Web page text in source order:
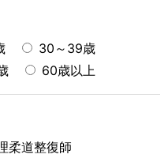
30～39歳
60歳以上
柔道整復師